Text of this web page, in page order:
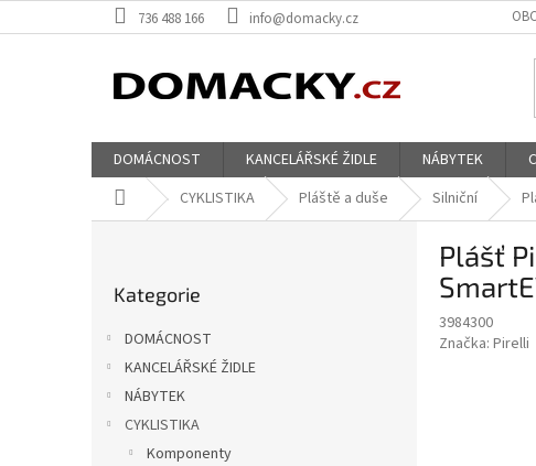
na
736 488 166 info@domacky.cz
DOMÁCNOST KANCELÁŘSKÉ ŽIDLE NÁBYTEK
Domů CYKLISTIKA Pláště a duše Silniční
kategorie
Kategorie
DOMÁCNOST
KANCELÁŘSKÉ ŽIDLE
NÁBYTEK
CYKLISTIKA
Komponenty
Plášť
3984300
Značka: Pirelli